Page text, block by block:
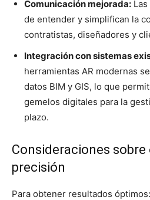
Comunicación mejorada:
de entender y simplifican la
contratistas, diseñadores y
Integración con sistemas
herramientas AR modernas
datos BIM y GIS, lo que
gemelos digitales para la
plazo.
Consideraciones sobre
precisión
Para obtener resultados óptimos: